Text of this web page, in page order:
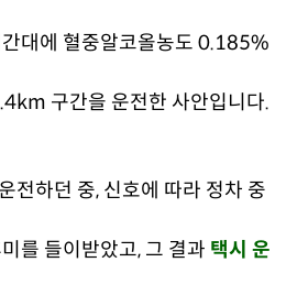
대에 혈중알코올농도 0.185%
구간을 운전한 사안입니다.
전하던 중, 신호에 따라 정차 중
를 들이받았고, 그 결과 택시 운